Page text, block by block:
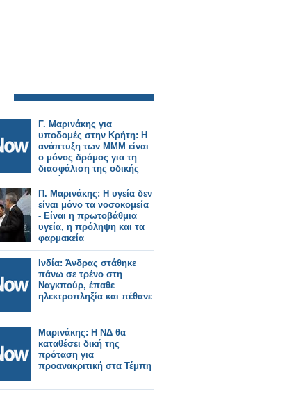
Γ. Μαρινάκης για
υποδομές στην Κρήτη: Η
ανάπτυξη των ΜΜΜ είναι
ο μόνος δρόμος για τη
διασφάλιση της οδικής
ασφάλειας και την
προστασία της ποιότητας
ζωής των κατοίκων
Π. Μαρινάκης: Η υγεία δεν
είναι μόνο τα νοσοκομεία
- Είναι η πρωτοβάθμια
υγεία, η πρόληψη και τα
φαρμακεία
Ινδία: Άνδρας στάθηκε
πάνω σε τρένο στη
Ναγκπούρ, έπαθε
ηλεκτροπληξία και πέθανε
Μαρινάκης: Η ΝΔ θα
καταθέσει δική της
πρόταση για
προανακριτική στα Τέμπη